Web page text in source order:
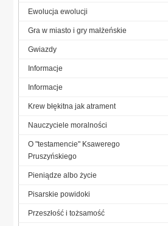
Ewolucja ewolucji
Gra w miasto i gry małżeńskie
Gwiazdy
Informacje
Informacje
Krew błękitna jak atrament
Nauczyciele moralności
O "testamencie" Ksawerego
Pruszyńskiego
Pieniądze albo życie
Pisarskie powidoki
Przeszłość i tożsamość